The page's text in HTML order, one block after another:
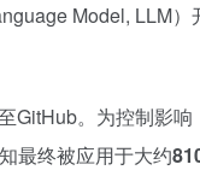
Model, LLM
GitHub。为控制影
最终被应用于大约